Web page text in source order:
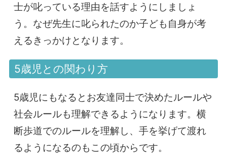
士が叱っている理由を話すようにしましょ
う。なぜ先生に叱られたのか子ども自身が考
えるきっかけとなります。
5歳児との関わり方
5歳児にもなるとお友達同士で決めたルールや
社会ルールも理解できるようになります。横
断歩道でのルールを理解し、手を挙げて渡れ
るようになるのもこの頃からです。